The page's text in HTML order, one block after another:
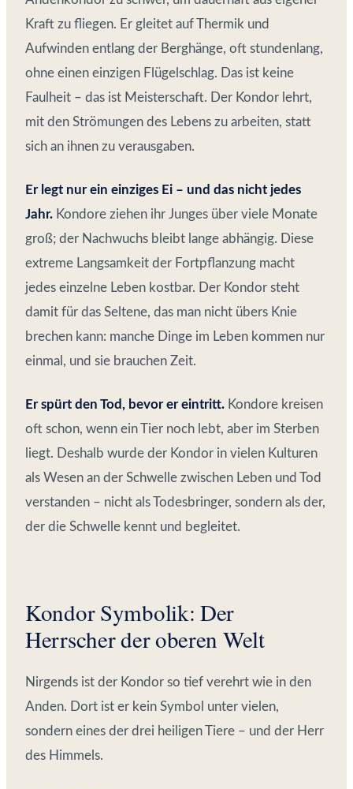
Kraft zu fliegen. Er gleitet auf Thermik und
Aufwinden entlang der Berghänge, oft stundenlang,
ohne einen einzigen Flügelschlag. Das ist keine
Faulheit – das ist Meisterschaft. Der Kondor lehrt,
mit den Strömungen des Lebens zu arbeiten, statt
sich an ihnen zu verausgaben.
Er legt nur ein einziges Ei – und das nicht jedes
Jahr. Kondore ziehen ihr Junges über viele Monate
groß; der Nachwuchs bleibt lange abhängig. Diese
extreme Langsamkeit der Fortpflanzung macht
jedes einzelne Leben kostbar. Der Kondor steht
damit für das Seltene, das man nicht übers Knie
brechen kann: manche Dinge im Leben kommen nur
einmal, und sie brauchen Zeit.
Er spürt den Tod, bevor er eintritt. Kondore kreisen
oft schon, wenn ein Tier noch lebt, aber im Sterben
liegt. Deshalb wurde der Kondor in vielen Kulturen
als Wesen an der Schwelle zwischen Leben und Tod
verstanden – nicht als Todesbringer, sondern als der,
der die Schwelle kennt und begleitet.
Kondor Symbolik: Der
Herrscher der oberen Welt
Nirgends ist der Kondor so tief verehrt wie in den
Anden. Dort ist er kein Symbol unter vielen,
sondern eines der drei heiligen Tiere – und der Herr
des Himmels.